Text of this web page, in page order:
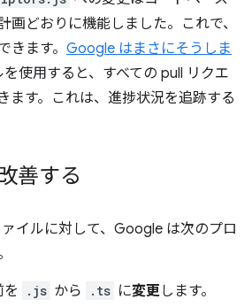
画どおりに機能しました。これで、
ます。 Google はまさにそうしま
使用すると、すべての pull リクエ
ます。これは、進捗状況を追跡する
善する
イルに対して、Google は次のプロ
を .js から .ts に変更します。